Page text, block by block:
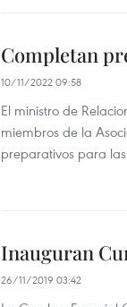
Completan
10/11/2022 09:58
El ministro de
miembros de la
preparativos para
Inauguran
26/11/2019 03:42